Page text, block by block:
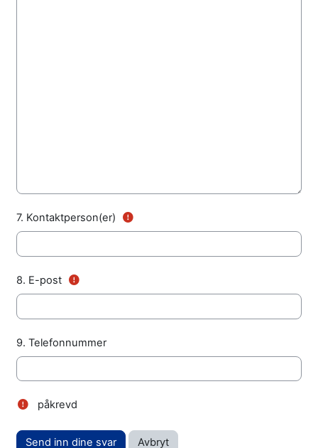
7. Kontaktperson(er)
8. E-post
9. Telefonnummer
påkrevd